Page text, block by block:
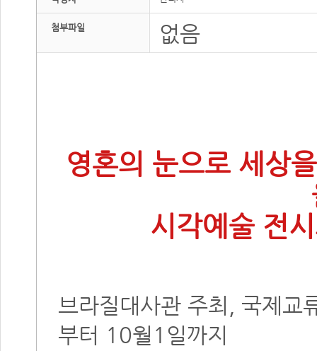
첨부파일 없음
영혼의 눈으로 세상
시각예술 전
브라질대사관 주최, 국제교
부터 10월1일까지